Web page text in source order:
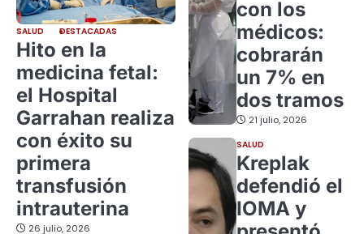
SALUD DESTACADAS
Hito en la
medicina fetal:
el Hospital
Garrahan realiza
con éxito su
primera
transfusión
intrauterina
26 julio, 2026
con los
médicos:
cobrarán
un 7% en
dos tramos
21 julio, 2026
SALUD
Kreplak
defendió el
IOMA y